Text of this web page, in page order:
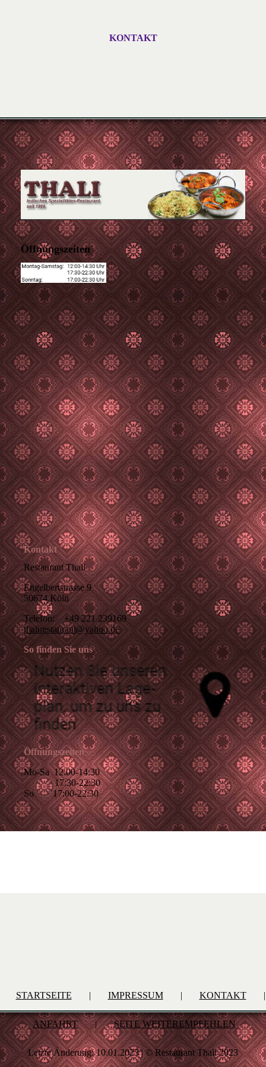
KONTAKT
Öffnungszeiten
Kontakt
Restaurant Thali
Engelbertstrasse 9
50674 Köln
Telefon: +49 221 239169
thalirestaurant@yahoo.de
So finden Sie uns
Öffnungszeiten
Mo-Sa 12:00-14:30
17:30-22:30
So 17:00-22:30
STARTSEITE | IMPRESSUM | KONTAKT |
ANFAHRT | SEITE WEITEREMPFEHLEN
Letzte Änderung: 10.01.2023 | © Restaurant Thali 2023